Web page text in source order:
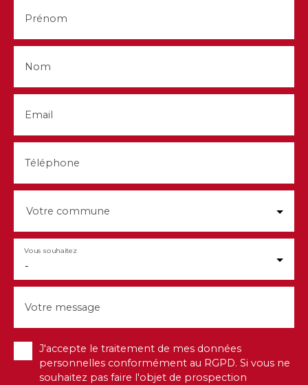
Prénom
Nom
Email
Téléphone
Votre commune
-
Vous souhaitez
Votre message
J'accepte le traitement de mes données
personnelles conformément au RGPD. Si vous ne
souhaitez pas faire l'objet de prospection